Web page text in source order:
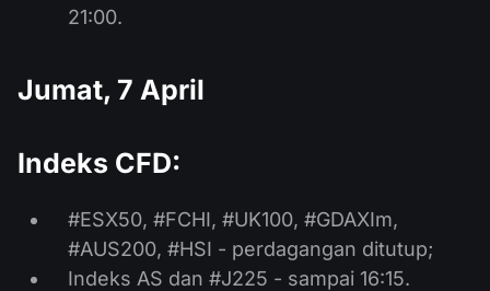
21:00.
Jumat, 7 April
Indeks CFD:
#ESX50, #FCHI, #UK100, #GDAXIm,
#AUS200, #HSI - perdagangan ditutup;
Indeks AS dan #J225 - sampai 16:15.